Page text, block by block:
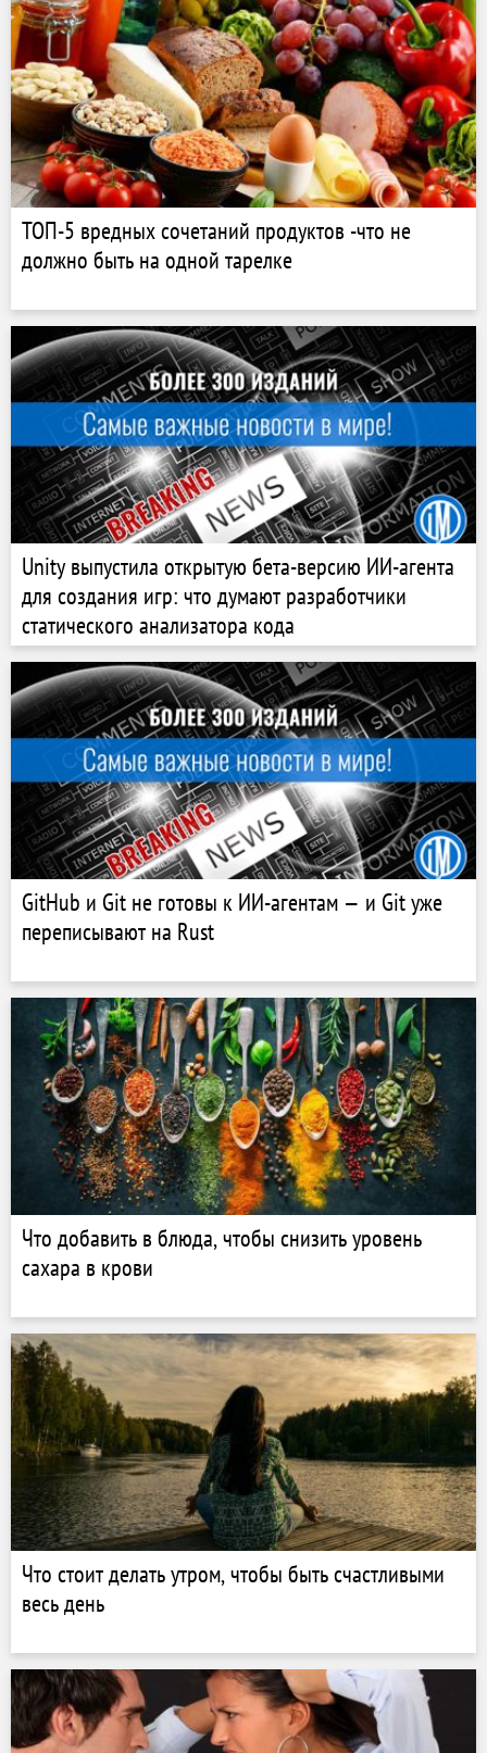
ТОП-5 вредных сочетаний продуктов -что не
должно быть на одной тарелке
Unity выпустила открытую бета-версию ИИ-агента
для создания игр: что думают разработчики
статического анализатора кода
GitHub и Git не готовы к ИИ-агентам — и Git уже
переписывают на Rust
Что добавить в блюда, чтобы снизить уровень
сахара в крови
Что стоит делать утром, чтобы быть счастливыми
весь день